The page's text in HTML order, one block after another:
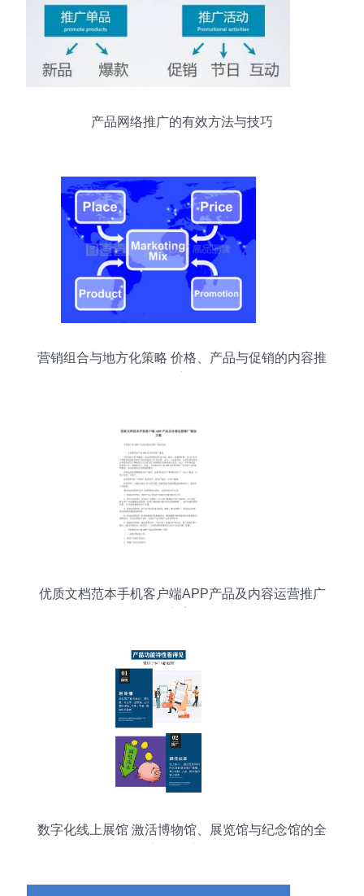
产品网络推广的有效方法与技巧
营销组合与地方化策略 价格、产品与促销的内容推
优质文档范本手机客户端APP产品及内容运营推广
数字化线上展馆 激活博物馆、展览馆与纪念馆的全